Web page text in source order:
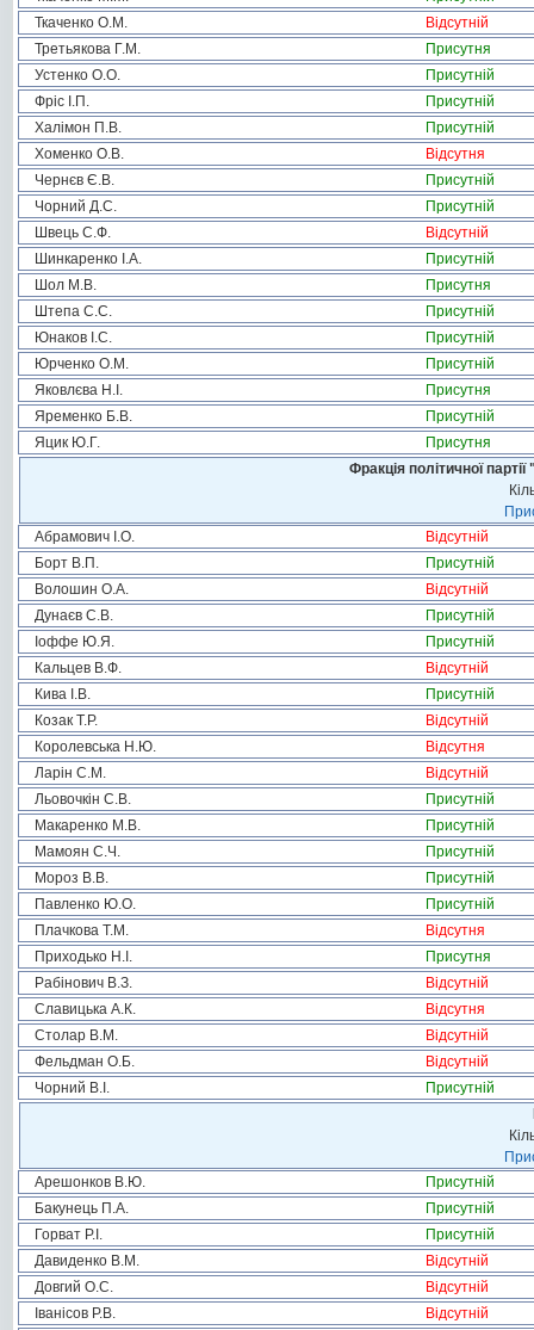
Ткаченко О.М.
Відсутній
Третьякова Г.М.
Присутня
Устенко О.О.
Присутній
Фріс І.П.
Присутній
Халімон П.В.
Присутній
Хоменко О.В.
Відсутня
Чернєв Є.В.
Присутній
Чорний Д.С.
Присутній
Швець С.Ф.
Відсутній
Шинкаренко І.А.
Присутній
Шол М.В.
Присутня
Штепа С.С.
Присутній
Юнаков І.С.
Присутній
Юрченко О.М.
Присутній
Яковлєва Н.І.
Присутня
Яременко Б.В.
Присутній
Яцик Ю.Г.
Присутня
Фракція політичної
Абрамович І.О.
Відсутній
Борт В.П.
Присутній
Волошин О.А.
Відсутній
Дунаєв С.В.
Присутній
Іоффе Ю.Я.
Присутній
Кальцев В.Ф.
Відсутній
Кива І.В.
Присутній
Козак Т.Р.
Відсутній
Королевська Н.Ю.
Відсутня
Ларін С.М.
Відсутній
Льовочкін С.В.
Присутній
Макаренко М.В.
Присутній
Мамоян С.Ч.
Присутній
Мороз В.В.
Присутній
Павленко Ю.О.
Присутній
Плачкова Т.М.
Відсутня
Приходько Н.І.
Присутня
Рабінович В.З.
Відсутній
Славицька А.К.
Відсутня
Столар В.М.
Відсутній
Фельдман О.Б.
Відсутній
Чорний В.І.
Присутній
Арешонков В.Ю.
Присутній
Бакунець П.А.
Присутній
Горват Р.І.
Присутній
Давиденко В.М.
Відсутній
Довгий О.С.
Відсутній
Іванісов Р.В.
Відсутній